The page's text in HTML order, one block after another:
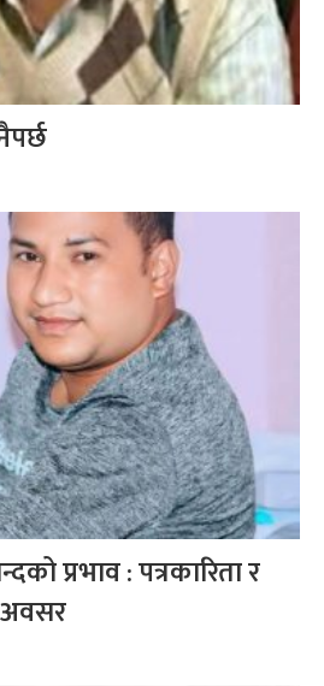
प्रभाव : पत्रकारिता र
अवसर